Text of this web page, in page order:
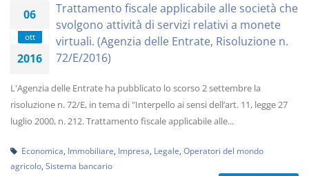
06
ott
2016
Trattamento fiscale applicabile alle società che
svolgono attività di servizi relativi a monete
virtuali. (Agenzia delle Entrate, Risoluzione n.
72/E/2016)
L'Agenzia delle Entrate ha pubblicato lo scorso 2 settembre la
risoluzione n. 72/E, in tema di "Interpello ai sensi dell’art. 11, legge 27
luglio 2000, n. 212. Trattamento fiscale applicabile alle...
Economica Immobiliare Impresa Legale Operatori del mondo
agricolo Sistema bancario